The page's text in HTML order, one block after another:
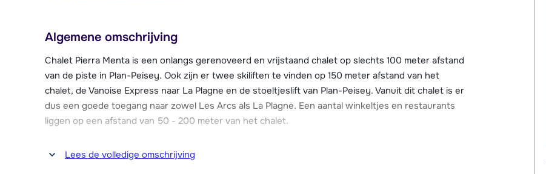
Algemene omschrijving
Chalet Pierra Menta is een onlangs gerenoveerd en vrijstaand chalet op slechts 100 meter afstand
van de piste in Plan-Peisey. Ook zijn er twee skiliften te vinden op 150 meter afstand van het
chalet, de Vanoise Express naar La Plagne en de stoeltjeslift van Plan-Peisey. Vanuit dit chalet is er
dus een goede toegang naar zowel Les Arcs als La Plagne. Een aantal winkeltjes en restaurants
liggen op een afstand van 50 - 200 meter van het chalet.
Parkeermogelijkheid is er voldoende in de directe omgeving van chalet Pierra Menta.
Lees de volledige omschrijving